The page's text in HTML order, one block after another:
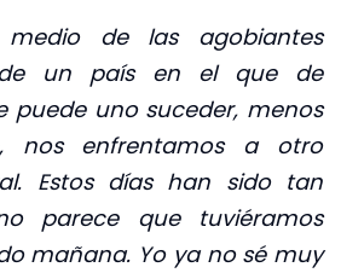
de las agobiantes
de un país en el que de
puede uno suceder, menos
nos enfrentamos a otro
Estos días han sido tan
parece que tuviéramos
mañana. Yo ya no sé muy